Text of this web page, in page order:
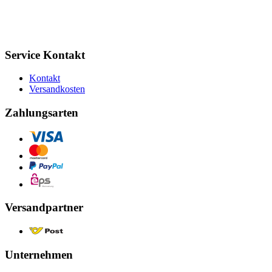
Service Kontakt
Kontakt
Versandkosten
Zahlungsarten
Versandpartner
Unternehmen